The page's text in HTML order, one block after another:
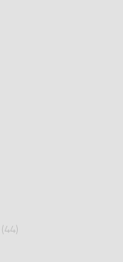
(44)